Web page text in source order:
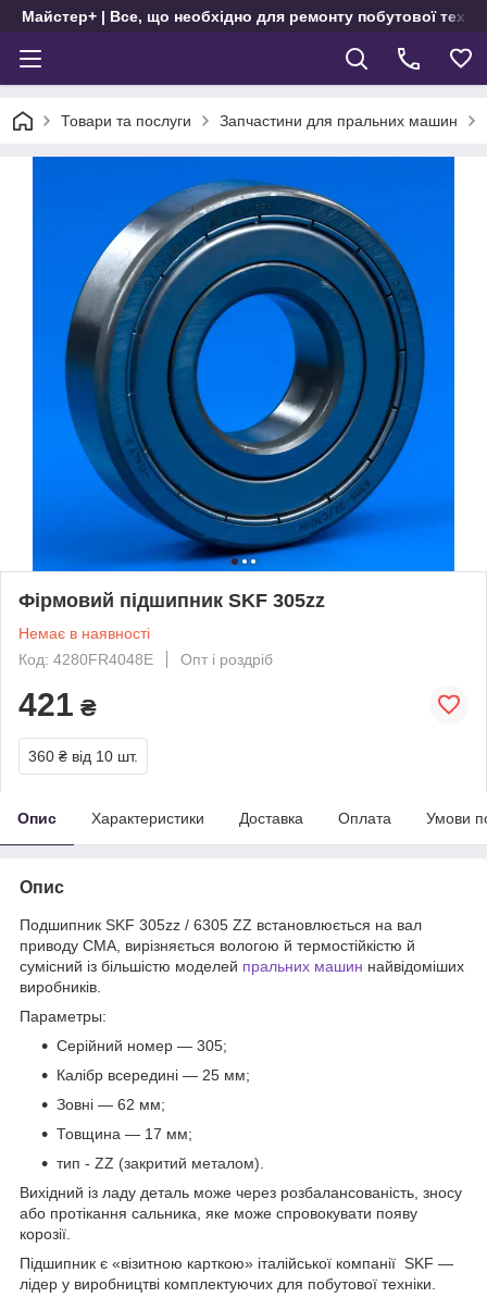
Майстер+ | Все, що необхідно для ремонту побутової
Товари та послуги Запчастини для пральних машин
Фірмовий підшипник SKF 305zz
Немає в наявності
Код: 4280FR4048E
Опт і роздріб
421 ₴
360 ₴ від 10 шт.
Опис Характеристики Доставка Оплата Умови
Опис
Подшипник SKF 305zz / 6305 ZZ встановлюється на вал
приводу СМА, вирізняється вологою й термостійкістю й
сумісний із більшістю моделей пральних машин найвідоміших
виробників.
Параметры:
Серійний номер — 305;
Калібр всередині — 25 мм;
Зовні — 62 мм;
Товщина — 17 мм;
тип - ZZ (закритий металом).
Вихідний із ладу деталь може через розбалансованість, зносу
або протікання сальника, яке може спровокувати появу
корозії.
Підшипник є «візитною карткою» італійської компанії SKF —
лідер у виробництві комплектуючих для побутової техніки.